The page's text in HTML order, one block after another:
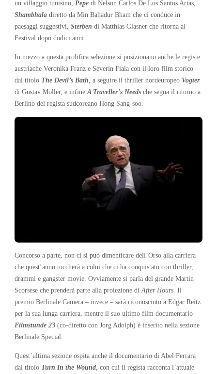
un villaggio tunisino, Pepe di Nelson Carlos De Los Santos Arias,
Shambhala diretto da Min Bahadur Bham che ci conduce in
paesaggi suggestivi, Sterben di Matthias Glasner che ritorna al
Festival dopo dodici anni.
In mezzo a questa prolifica selezione si posizionano anche le registe
austriache Veronika Franz e Severin Fiala con il loro film storico
dal titolo The Devil’s Bath, a seguire il thriller nordeuropeo Vogter
di Gustav Moller, e infineA Traveller’s Needs che segna il ritorno a
Berlino del regista sudcoreano Hong Sang-soo.
Concorso a parte, non ci si può dimenticare dell’Orso alla carriera
che quest’anno toccherà a colui che ci ha conquistato con thriller,
drammi e gangster movie. Ovviamente si parla del grande Martin
Scorsese che prenderà parte alla proiezione di After Hours. Il
premio Berlinale Camera – invece – sarà riconosciuto a Edgar Reitz
per la sua lunga carriera, mentre il suo ultimo film documentario
Filmstunde 23 (co-diretto con Jorg Adolph) è inserito nella sezione
Berlinale Special.
Quest’ultima sezione ospita anche il documentario di Abel Ferrara
dal titolo Turn In the Wound , con cui il regista racconta l’attuale